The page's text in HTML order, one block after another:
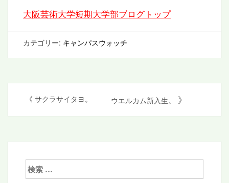
大阪芸術大学短期大学部ブログトップ
カテゴリー: キャンパスウォッチ
《 サクラサイタヨ。 ウエルカム新入生。 》
検
索: